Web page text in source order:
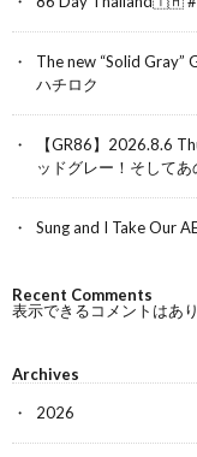
The new “Solid Gray”
ハチロク
【GR86】2026.8.6
ッドグレー！そして
Sung and I Take Our
Recent Comments
表示できるコメントはあり
Archives
2026